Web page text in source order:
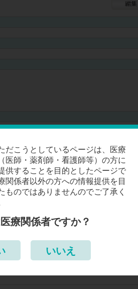
論
型狭心症 テスト
だこうとしているページは、医療
医師・薬剤師・看護師等）の方に
供することを目的としたページで
関係者以外の方への情報提供を目
ものではありませんのでご了承く
療関係者ですか？
いいえ